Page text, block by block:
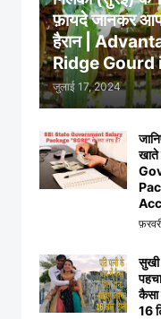
फ़ायदे जानकर आप
हैरान |
Ridge Gourd
जुलाई 17, 2024
सुखी
कैसा
16